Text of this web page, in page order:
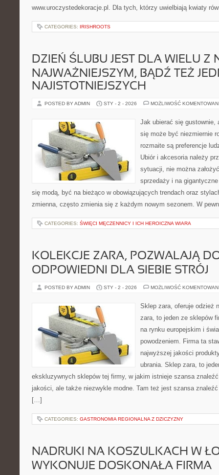
www.uroczystedekoracje.pl. Dla tych, którzy uwielbiają kwiaty
CATEGORIES: IRISHROOTS
DZIEŃ ŚLUBU JEST DLA WIELU Z
NAJWAŻNIEJSZYM, BĄDŹ TEŻ
NAJISTOTNIEJSZYCH
POSTED BY ADMIN STY - 2 - 2026 MOŻLIWOŚĆ
Jak ubierać się gustownie,
się może być niezmiernie
rozmaite są preferencje
Ubiór i akcesoria należy
sytuacji, nie można
sprzedaży i na
się modą, być na bieżąco w obowiązujących trendach oraz
zmienna, często zmienia się z każdym nowym sezonem. W
CATEGORIES: ŚWIĘCI MĘCZENNICY I ICH HEROICZNA WIARA
KOLEKCJE ZARA, POZWALAJĄ
ODPOWIEDNI DLA SIEBIE STRÓJ
POSTED BY ADMIN STY - 2 - 2026 MOŻLIWOŚĆ
Sklep zara, oferuje odzież
zara, to jeden ze sklepów
na rynku europejskim i
powodzeniem. Firma ta
najwyższej jakości
ubrania. Sklep zara, to
ekskluzywnych sklepów tej firmy, w jakim istnieje szansa
jakości, ale także niezwykle modne. Tam też jest szansa
[…]
CATEGORIES: GASTRONOMIA REGIONALNA Z DZICZYZNY
NADRUKI NA KOSZULKACH W
WYKONUJE DOSKONAŁA FIRMA